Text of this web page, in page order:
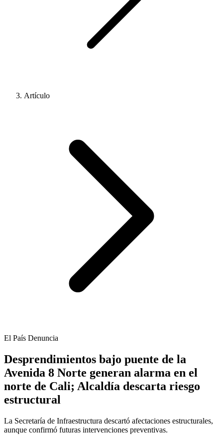
Artículo
El País Denuncia
Desprendimientos bajo puente de la
Avenida 8 Norte generan alarma en el
norte de Cali; Alcaldía descarta riesgo
estructural
La Secretaría de Infraestructura descartó afectaciones estructurales,
aunque confirmó futuras intervenciones preventivas.